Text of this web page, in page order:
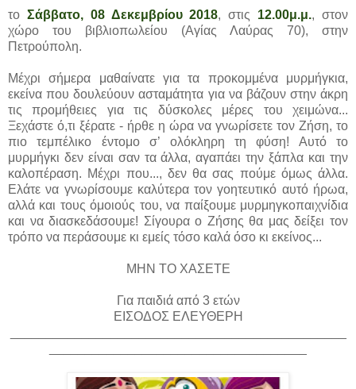
το Σάββατο, 08 Δεκεμβρίου 2018, στις 12.00μ.μ., στον
χώρο του βιβλιοπωλείου (Αγίας Λαύρας 70), στην
Πετρούπολη.
Μέχρι σήμερα μαθαίνατε για τα προκομμένα μυρμήγκια,
εκείνα που δουλεύουν ασταμάτητα για να βάζουν στην άκρη
τις προμήθειες για τις δύσκολες μέρες του χειμώνα...
Ξεχάστε ό,τι ξέρατε - ήρθε η ώρα να γνωρίσετε τον Ζήση, το
πιο τεμπέλικο έντομο σ’ ολόκληρη τη φύση! Αυτό το
μυρμήγκι δεν είναι σαν τα άλλα, αγαπάει την ξάπλα και την
καλοπέραση. Μέχρι που..., δεν θα σας πούμε όμως άλλα.
Ελάτε να γνωρίσουμε καλύτερα τον γοητευτικό αυτό ήρωα,
αλλά και τους όμοιούς του, να παίξουμε μυρμηγκοπαιχνίδια
και να διασκεδάσουμε! Σίγουρα ο Ζήσης θα μας δείξει τον
τρόπο να περάσουμε κι εμείς τόσο καλά όσο κι εκείνος...
ΜΗΝ ΤΟ ΧΑΣΕΤΕ
Για παιδιά από 3 ετών
ΕΙΣΟΔΟΣ ΕΛΕΥΘΕΡΗ